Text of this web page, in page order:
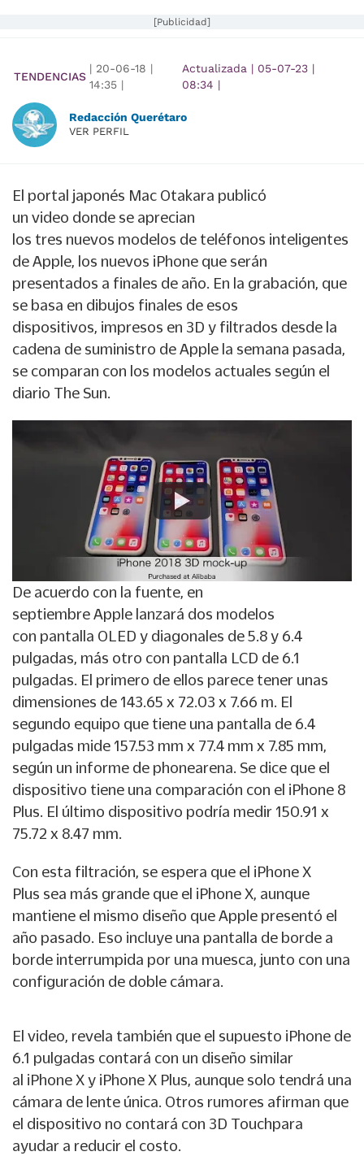
[Publicidad]
TENDENCIAS
| 20-06-18 |
14:35 |
Actualizada | 05-07-23 |
08:34 |
Redacción Querétaro
VER PERFIL
El portal japonés Mac Otakara publicó
un video donde se aprecian
los tres nuevos modelos de teléfonos inteligentes
de Apple , los nuevos iPhone que serán
presentados a finales de año. En la grabación, que
se basa en dibujos finales de esos
dispositivos, impresos en 3D y filtrados desde la
cadena de suministro de Apple la semana pasada,
se comparan con los modelos actuales según el
diario The Sun.
De acuerdo con la fuente, en
septiembre Apple lanzará dos modelos
con pantalla OLED y diagonales de 5.8 y 6.4
pulgadas, más otro con pantalla LCD de 6.1
pulgadas. El primero de ellos parece tener unas
dimensiones de 143.65 x 72.03 x 7.66 m. El
segundo equipo que tiene una pantalla de 6.4
pulgadas mide 157.53 mm x 77.4 mm x 7.85 mm,
según un informe de phonearena. Se dice que el
dispositivo tiene una comparación con el iPhone 8
Plus. El último dispositivo podría medir 150.91 x
75.72 x 8.47 mm.
Con esta filtración, se espera que el iPhone X
Plus sea más grande que el iPhone X , aunque
mantiene el mismo diseño que Apple presentó el
año pasado. Eso incluye una pantalla de borde a
borde interrumpida por una muesca, junto con una
configuración de doble cámara.
El video, revela también que el supuesto iPhone de
6.1 pulgadas contará con un diseño similar
al iPhone X y iPhone X Plus, aunque solo tendrá una
cámara de lente única. Otros rumores afirman que
el dispositivo no contará con 3D Touchpara
ayudar a reducir el costo.